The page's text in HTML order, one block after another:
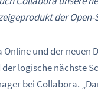
der
Online und der
logische nächste
bei Collabora.